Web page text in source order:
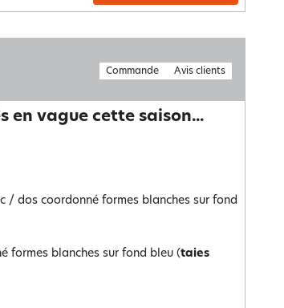
Commande Avis clients
en vague cette saison...
/ dos coordonné formes blanches sur fond
formes blanches sur fond bleu (taies